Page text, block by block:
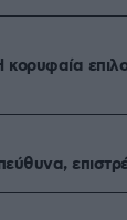
κορυφαία